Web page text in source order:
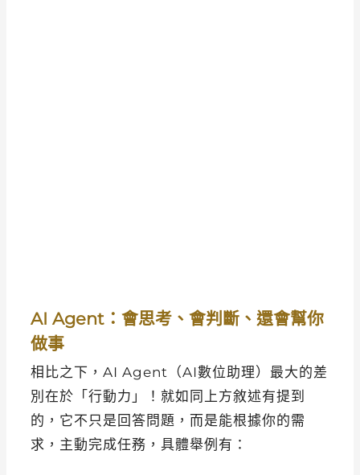
AI Agent：會思考、會判斷、還會幫你
做事
相比之下，AI Agent（AI數位助理）最大的差
別在於「行動力」！就如同上方敘述有提到
的，它不只是回答問題，而是能根據你的需
求，主動完成任務，具體舉例有：